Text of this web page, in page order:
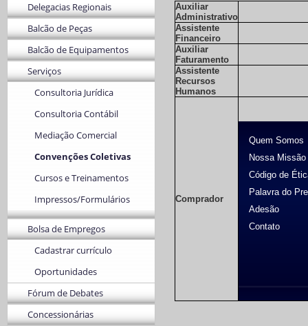
Delegacias Regionais
Balcão de Peças
Balcão de Equipamentos
Serviços
Consultoria Jurídica
Consultoria Contábil
Mediação Comercial
Convenções Coletivas
Cursos e Treinamentos
Impressos/Formulários
Bolsa de Empregos
Cadastrar currículo
Oportunidades
Fórum de Debates
Concessionárias
Auxiliar
Administrativo
Assistente
Financeiro
Auxiliar
Faturamento
Assistente
Recursos
Humanos
Comprador
Quem Somos
Nossa Missão
Código de
Palavra do
Adesão
Contato